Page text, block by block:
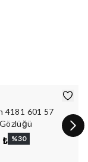
4181 601 57
₺ %30